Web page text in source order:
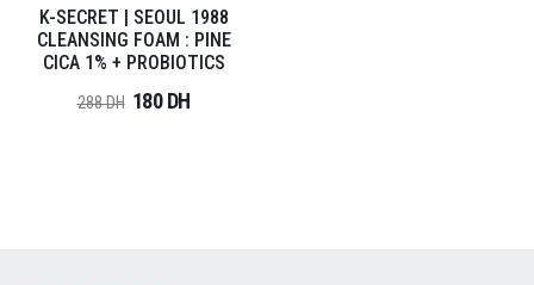
K-SECRET | SEOUL 1988
CLEANSING FOAM : PINE
CICA 1% + PROBIOTICS
288 DH 180 DH